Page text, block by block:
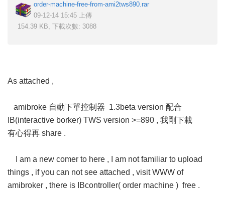
order-machine-free-from-ami2tws890.rar
09-12-14 15:45 上傳
154.39 KB, 下載次數: 3088
As attached ,
amibroke 自動下單控制器 1.3beta version 配合
IB(interactive borker) TWS version >=890 , 我剛下載
有心得再 share .
I am a new comer to here , I am not familiar to upload
things , if you can not see attached , visit WWW of
amibroker , there is IBcontroller( order machine ) free .